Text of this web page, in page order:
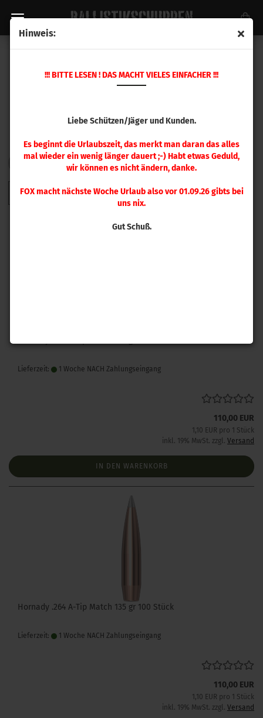
Hinweis:
!!! BITTE LESEN ! DAS MACHT VIELES EINFACHER !!!
Liebe Schützen/Jäger und Kunden.
Es beginnt die Urlaubszeit, das merkt man daran das alles
mal wieder ein wenig länger dauert ;-) Habt etwas Geduld,
wir können es nicht ändern, danke.
FOX macht nächste Woche Urlaub also vor 01.09.26 gibts bei
uns nix.
Gut Schuß.
FILTERSortieren nach
Sortieren nach 48 pro Seite
pro Seite
2 3 4 5 6 7 8 9 »
Lieferzeit: 1 Woche NACH Zahlungseingang
110,00 EUR
1,10 EUR pro 1 Stück
inkl. 19% MwSt. zzgl. Versand
IN DEN WARENKORB
Hornady .264 A-Tip Match 135 gr 100 Stück
Lieferzeit: 1 Woche NACH Zahlungseingang
110,00 EUR
1,10 EUR pro 1 Stück
inkl. 19% MwSt. zzgl. Versand